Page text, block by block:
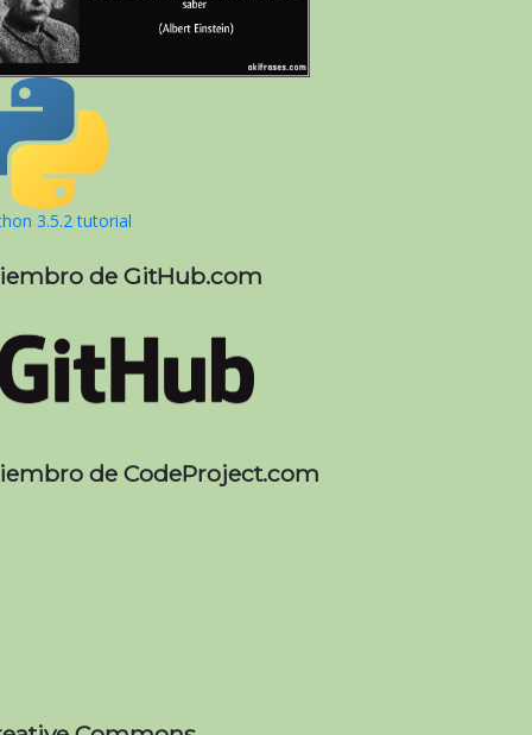
3.5.2 tutorial
de GitHub.com
de CodeProject.com